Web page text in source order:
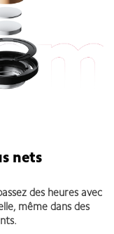
nets
des heures avec
même dans des